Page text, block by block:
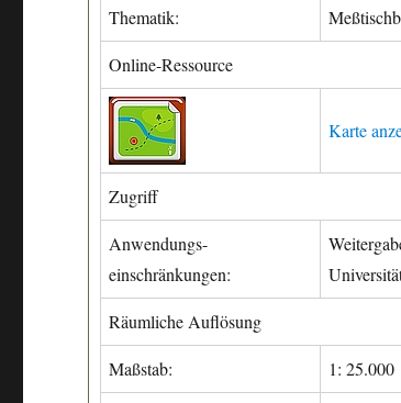
Thematik:
Online-Ressource
Karte
Zugriff
Anwendungs-
einschränkungen:
Räumliche Auflösung
Maßstab: 1: 25.000